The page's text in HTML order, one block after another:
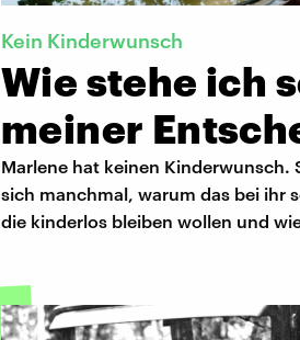
Kein Kinderwunsch
Wie stehe ich
meiner
Marlene hat keinen Kinderwunsch.
sich manchmal, warum das bei ihr
die kinderlos bleiben wollen und